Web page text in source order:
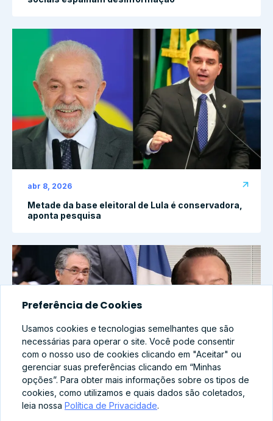
abr 8, 2026
Metade da base eleitoral de Lula é conservadora,
aponta pesquisa
abr 8, 2026
Preferência de Cookies
Usamos cookies e tecnologias semelhantes que são
necessárias para operar o site. Você pode consentir
com o nosso uso de cookies clicando em "Aceitar" ou
gerenciar suas preferências clicando em “Minhas
opções”. Para obter mais informações sobre os tipos de
cookies, como utilizamos e quais dados são coletados,
leia nossa Política de Privacidade.